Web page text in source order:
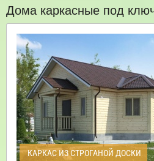
Дома каркасные под
КАРКАС ИЗ СТРОГАНОЙ ДОСКИ